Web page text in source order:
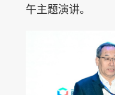
午主题演讲。